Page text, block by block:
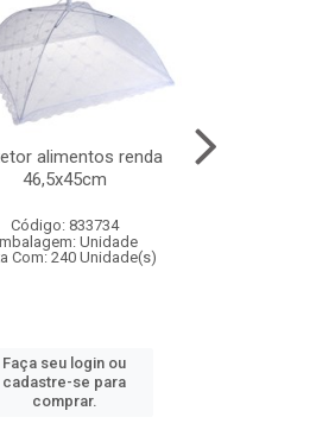
alimentos renda
46,5x45cm
Código: 833734
Unidade
Com: 240 Unidade(s)
Faça seu login ou
cadastre-se para
comprar.